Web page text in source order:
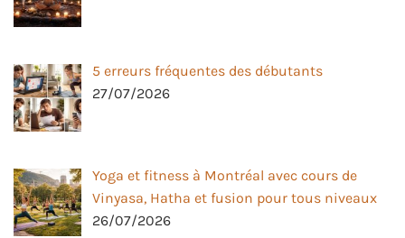
5 erreurs fréquentes des débutants
27/07/2026
Yoga et fitness à Montréal avec cours de
Vinyasa, Hatha et fusion pour tous niveaux
26/07/2026